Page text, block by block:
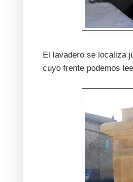
El lavadero se localiza
cuyo frente podemos